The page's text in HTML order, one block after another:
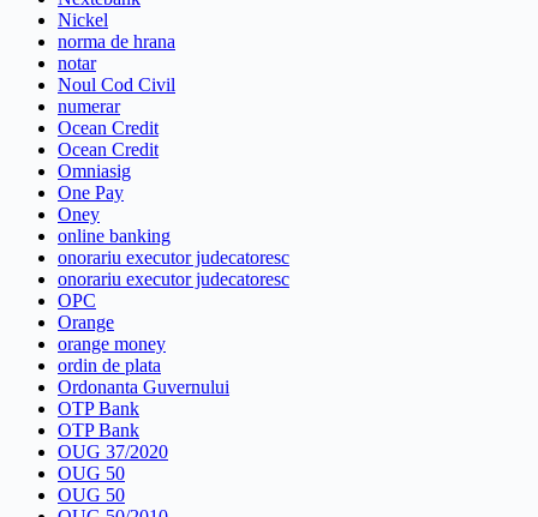
Nickel
norma de hrana
notar
Noul Cod Civil
numerar
Ocean Credit
Ocean Credit
Omniasig
One Pay
Oney
online banking
onorariu executor judecatoresc
onorariu executor judecatoresc
OPC
Orange
orange money
ordin de plata
Ordonanta Guvernului
OTP Bank
OTP Bank
OUG 37/2020
OUG 50
OUG 50